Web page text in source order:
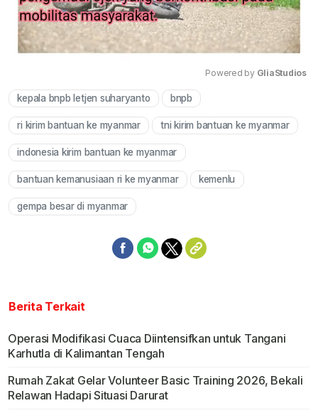
Powered by GliaStudios
kepala bnpb letjen suharyanto bnpb
ri kirim bantuan ke myanmar tni kirim bantuan ke myanmar
indonesia kirim bantuan ke myanmar
bantuan kemanusiaan ri ke myanmar kemenlu
gempa besar di myanmar
Berita Terkait
Operasi Modifikasi Cuaca Diintensifkan untuk Tangani
Karhutla di Kalimantan Tengah
Rumah Zakat Gelar Volunteer Basic Training 2026, Bekali
Relawan Hadapi Situasi Darurat